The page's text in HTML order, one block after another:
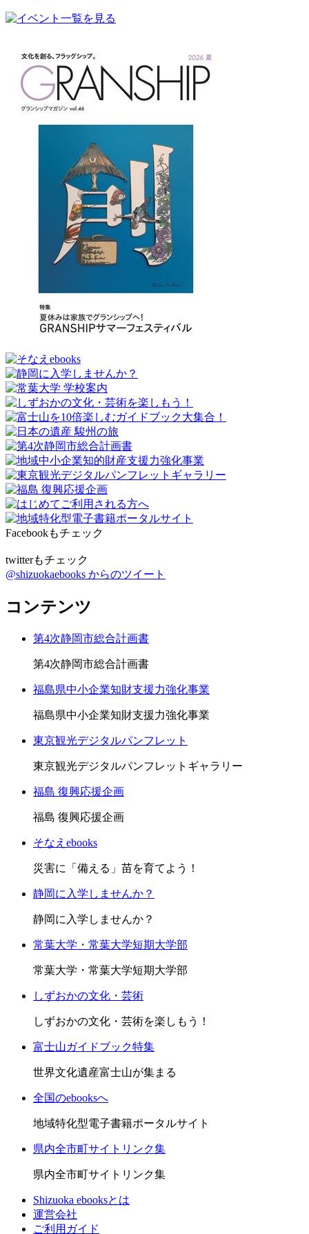
Facebookもチェック
twitterもチェック
@shizuokaebooks からのツイート
コンテンツ
第4次静岡市総合計画書
第4次静岡市総合計画書
福島県中小企業知財支援力強化事業
福島県中小企業知財支援力強化事業
東京観光デジタルパンフレット
東京観光デジタルパンフレットギャラリー
福島 復興応援企画
福島 復興応援企画
そなえebooks
災害に「備える」苗を育てよう！
静岡に入学しませんか？
静岡に入学しませんか？
常葉大学・常葉大学短期大学部
常葉大学・常葉大学短期大学部
しずおかの文化・芸術
しずおかの文化・芸術を楽しもう！
富士山ガイドブック特集
世界文化遺産富士山が集まる
全国のebooksへ
地域特化型電子書籍ポータルサイト
県内全市町サイトリンク集
県内全市町サイトリンク集
Shizuoka ebooksとは
運営会社
ご利用ガイド